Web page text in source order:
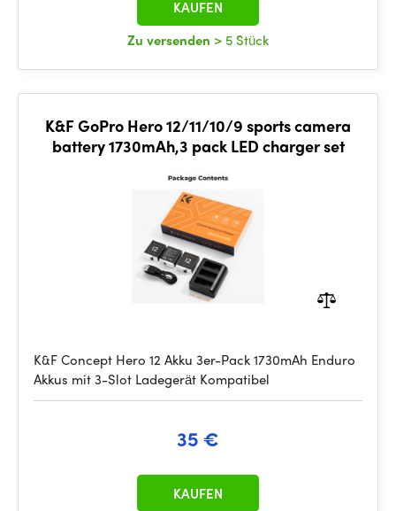
Zu versenden > 5 Stück
KAUFEN
K&F GoPro Hero 12/11/10/9 sports camera
battery 1730mAh,3 pack LED charger set
K&F Concept Hero 12 Akku 3er-Pack 1730mAh Enduro
Akkus mit 3-Slot Ladegerät Kompatibel
35 €
KAUFEN